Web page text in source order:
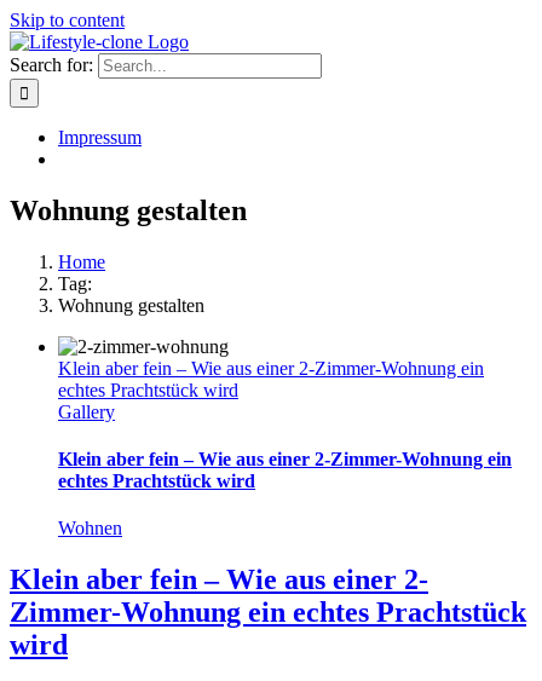
Skip to content
Search for:
Impressum
Wohnung gestalten
Home
Tag:
Wohnung gestalten
Klein aber fein – Wie aus einer 2-Zimmer-Wohnung ein
echtes Prachtstück wird
Gallery
Klein aber fein – Wie aus einer 2-Zimmer-Wohnung ein
echtes Prachtstück wird
Wohnen
Klein aber fein – Wie aus einer 2-
Zimmer-Wohnung ein echtes Prachtstück
wird